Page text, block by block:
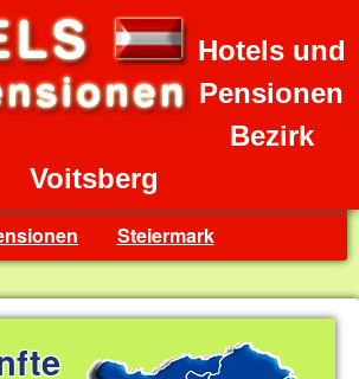
Hotels und
Pensionen
Bezirk
Voitsberg
Steiermark